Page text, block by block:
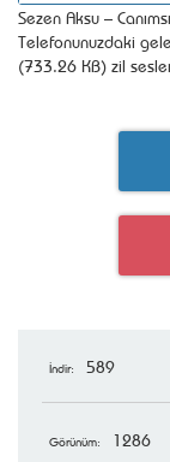
Sezen Aksu –
Telefonunuzdaki
(733.26 KB) zil
İndir: 589
Görünüm: 1286